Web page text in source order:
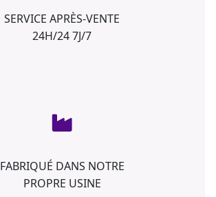
SERVICE APRÈS-VENTE
24H/24 7J/7
FABRIQUÉ DANS NOTRE
PROPRE USINE